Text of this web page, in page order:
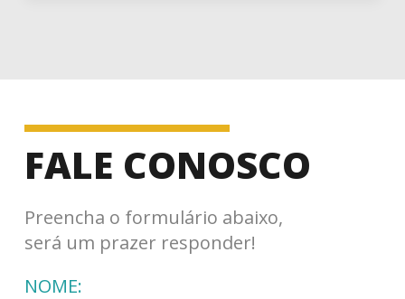
FALE CONOSCO
Preencha o formulário abaixo,
será um prazer responder!
NOME: